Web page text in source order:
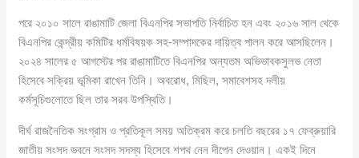
পরে ২০১০ সালে রাঙামাটি জেলা বিএনপির সভাপতি নির্বাচিত হন এবং ২০১৬ সাল থেকে
বিএনপির কেন্দ্রীয় কমিটির ধর্মবিষয়ক সহ-সম্পাদকের দায়িত্ব পালন করে আসছিলেন।
২০২৪ সালের ৫ আগস্টের পর রাঙামাটিতে বিএনপির অন্যতম অভিভাবকসুলভ নেতা
হিসেবে সক্রিয় ভূমিকা রাখেন তিনি। অবরোধ, মিছিল, সমাবেশসহ দলীয়
কর্মসূচিগুলোতে ছিল তার সরব উপস্থিতি।
দীর্ঘ রাজনৈতিক সংগ্রাম ও প্রতিকূল সময় অতিক্রম করে চলতি বছরের ১৭ ফেব্রুয়ারি
জাতীয় সংসদ ভবনে সংসদ সদস্য হিসেবে শপথ নেন দীপেন দেওয়ান। একই দিনে